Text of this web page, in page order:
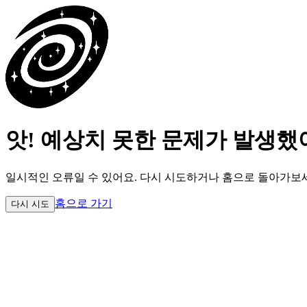
앗! 예상치 못한 문제가 발생했
일시적인 오류일 수 있어요. 다시 시도하거나 홈으로 돌아가보
다시 시도 홈으로 가기